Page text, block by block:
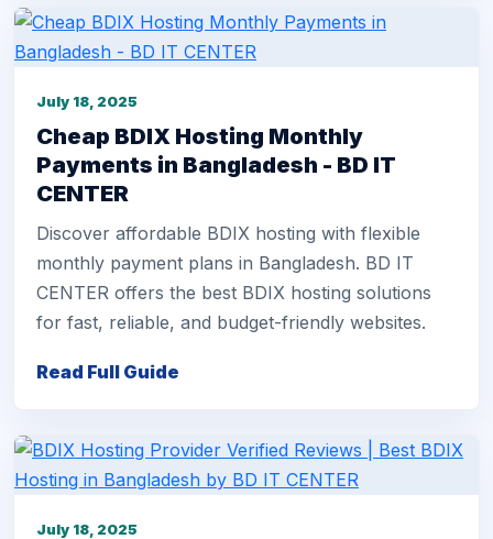
July 18, 2025
Cheap BDIX Hosting Monthly
Payments in Bangladesh - BD IT
CENTER
Discover affordable BDIX hosting with flexible
monthly payment plans in Bangladesh. BD IT
CENTER offers the best BDIX hosting solutions
for fast, reliable, and budget-friendly websites.
Read Full Guide
July 18, 2025